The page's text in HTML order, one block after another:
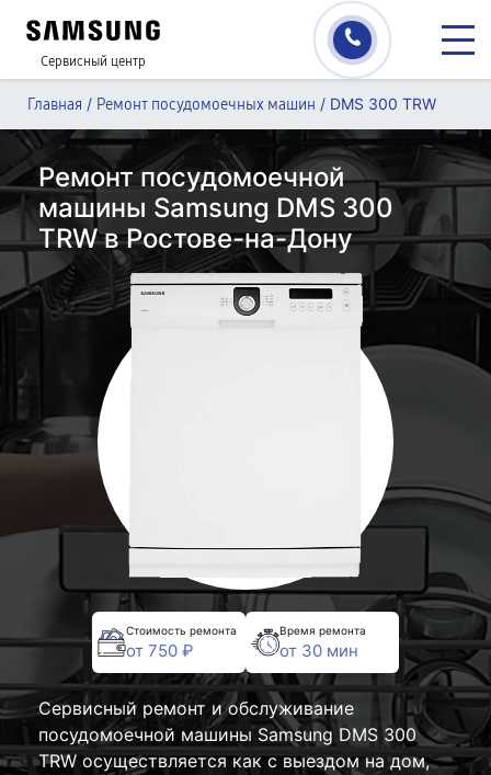
Сервисный центр
Главная / Ремонт посудомоечных машин / DMS 300 TRW
Ремонт посудомоечной
машины Samsung DMS 300
TRW в Ростове-на-Дону
Стоимость ремонта
от 750 ₽
Время ремонта
от 30 мин
Сервисный ремонт и обслуживание
посудомоечной машины Samsung DMS 300
TRW осуществляется как с выездом на дом,